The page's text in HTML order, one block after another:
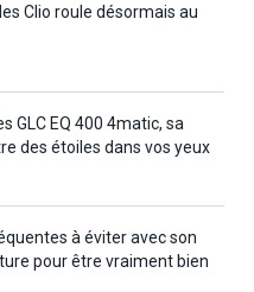
Clio roule désormais au
GLC EQ 400 4matic, sa
des étoiles dans vos yeux
à éviter avec son
pour être vraiment bien